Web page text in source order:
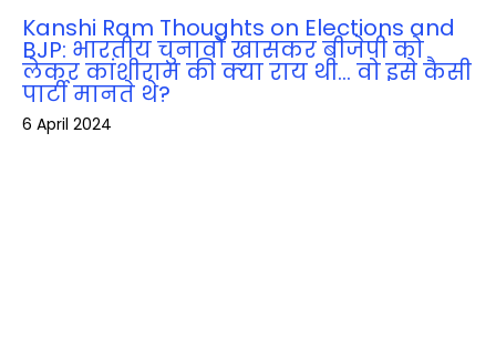
Kanshi Ram Thoughts on Elections and
BJP: भारतीय चुनावों खासकर बीजेपी को
लेकर कांशीराम की क्‍या राय थी… वो इसे कैसी
पार्टी मानते थे?
6 April 2024